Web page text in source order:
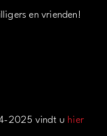
en vrienden!
2025 vindt uhier